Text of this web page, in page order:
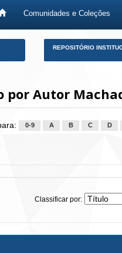
Comunidades e Coleções
REPOSITÓRIO
por Autor
0-9 A B C D
Classificar por: